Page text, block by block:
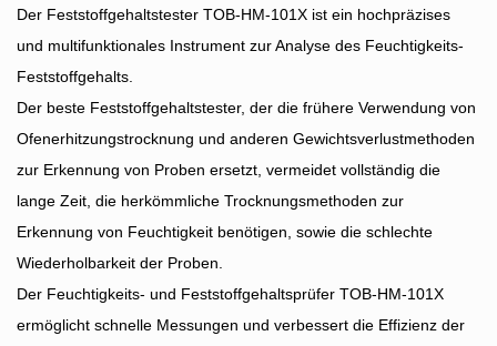
Der Feststoffgehaltstester TOB-HM-101X ist ein hochpräzises
und multifunktionales Instrument zur Analyse des Feuchtigkeits-
Feststoffgehalts.
Der beste Feststoffgehaltstester, der die frühere Verwendung von
Ofenerhitzungstrocknung und anderen Gewichtsverlustmethoden
zur Erkennung von Proben ersetzt, vermeidet vollständig die
lange Zeit, die herkömmliche Trocknungsmethoden zur
Erkennung von Feuchtigkeit benötigen, sowie die schlechte
Wiederholbarkeit der Proben.
Der Feuchtigkeits- und Feststoffgehaltsprüfer TOB-HM-101X
ermöglicht schnelle Messungen und verbessert die Effizienz der